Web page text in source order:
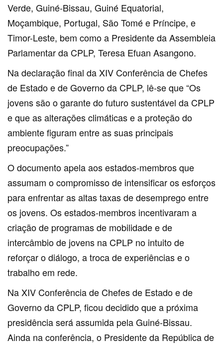
Verde, Guiné-Bissau, Guiné Equatorial,
Moçambique, Portugal, São Tomé e Príncipe, e
Timor-Leste, bem como a Presidente da Assembleia
Parlamentar da CPLP, Teresa Efuan Asangono.
Na declaração final da XIV Conferência de Chefes
de Estado e de Governo da CPLP, lê-se que “Os
jovens são o garante do futuro sustentável da CPLP
e que as alterações climáticas e a proteção do
ambiente figuram entre as suas principais
preocupações.”
O documento apela aos estados-membros que
assumam o compromisso de intensificar os esforços
para enfrentar as altas taxas de desemprego entre
os jovens. Os estados-membros incentivaram a
criação de programas de mobilidade e de
intercâmbio de jovens na CPLP no intuito de
reforçar o diálogo, a troca de experiências e o
trabalho em rede.
Na XIV Conferência de Chefes de Estado e de
Governo da CPLP, ficou decidido que a próxima
presidência será assumida pela Guiné-Bissau.
Ainda na conferência, o Presidente da República de